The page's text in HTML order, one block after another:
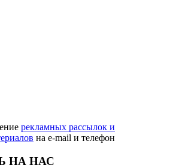
рекламных рассылок и
на e‑mail и телефон
НА НАС